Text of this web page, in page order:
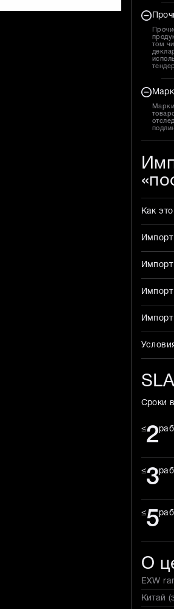
том
Как
Импорт
SLA
Сроки
≤2
≤3
≤5
О
EXW
Китай